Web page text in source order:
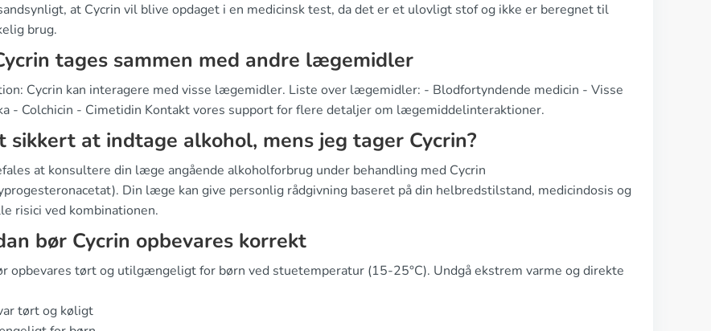
at Cycrin vil blive opdaget i en medicinsk test, da det er et ulovligt stof og ikke er beregnet til
brug.
tages sammen med andre lægemidler
Cycrin kan interagere med visse lægemidler. Liste over lægemidler: - Blodfortyndende medicin - Visse
- Colchicin - Cimetidin Kontakt vores support for flere detaljer om lægemiddelinteraktioner.
sikkert at indtage alkohol, mens jeg tager Cycrin?
at konsultere din læge angående alkoholforbrug under behandling med Cycrin
Din læge kan give personlig rådgivning baseret på din helbredstilstand, medicindosis og
risici ved kombinationen.
bør Cycrin opbevares korrekt
opbevares tørt og utilgængeligt for børn ved stuetemperatur (15-25°C). Undgå ekstrem varme og direkte
tørt og køligt